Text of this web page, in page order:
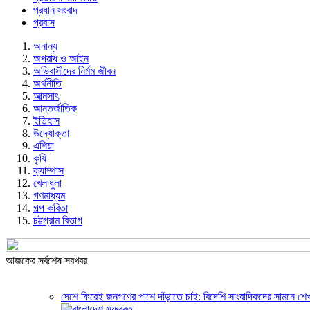
প্রধান সংবাদ
প্রবাস
অনান্য
অপরাধ ও আইন
অভিবাসীদের নির্মম জীবন
অর্থনীতি
আত্মসাৎ
আন্তর্জাতিক
ইতিহাস
উদ্যোক্তা
এশিয়া
কৃষি
ক্যাম্পাস
খেলাধুলা
গণমাধ্যম
গল্প ক‌বিতা
চট্টগ্রাম বিভাগ
আজকের সর্বশেষ সবখবর
দেশে ফিরেই জনগণের পাশে দাঁড়াতে চাই: বিদেশি সাংবাদিকদের সামনে